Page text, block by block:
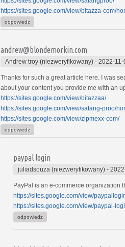
https://sites.google.com/view/bitazza-com/
odpowiedz
andrew@blondemorkin.com
Andrew troy (niezweryfikowany) - 2022-
Thanks for such a great article here. I was
about your content you provide me with an
https://sites.google.com/view/bitazzaa/
https://sites.google.com/view/satang-proo/
https://sites.google.com/view/zipmexx-com/
odpowiedz
paypal login
juliadsouza (niezweryfikowany) -
PayPal is an e-commerce organization
https://sites.google.com/view/
https://sites.google.com/view/paypal-
odpowiedz